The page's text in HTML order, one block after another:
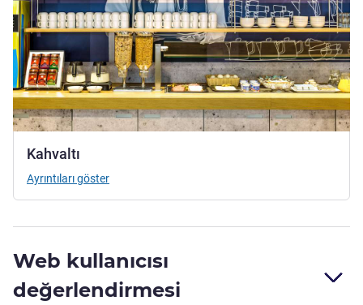
Kahvaltı
Ayrıntıları göster
Web kullanıcısı
değerlendirmesi